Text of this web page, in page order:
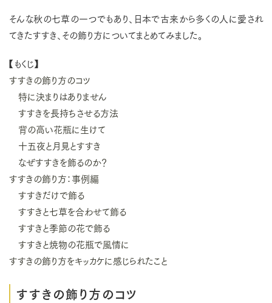
そんな秋の七草の一つでもあり、日本で古来から多くの人に愛され
てきたすすき、その飾り方についてまとめてみました。
【もくじ】
すすきの飾り方のコツ
特に決まりはありません
すすきを長持ちさせる方法
背の高い花瓶に生けて
十五夜と月見とすすき
なぜすすきを飾るのか？
すすきの飾り方：事例編
すすきだけで飾る
すすきと七草を合わせて飾る
すすきと季節の花で飾る
すすきと焼物の花瓶で風情に
すすきの飾り方をキッカケに感じられたこと
すすきの飾り方のコツ